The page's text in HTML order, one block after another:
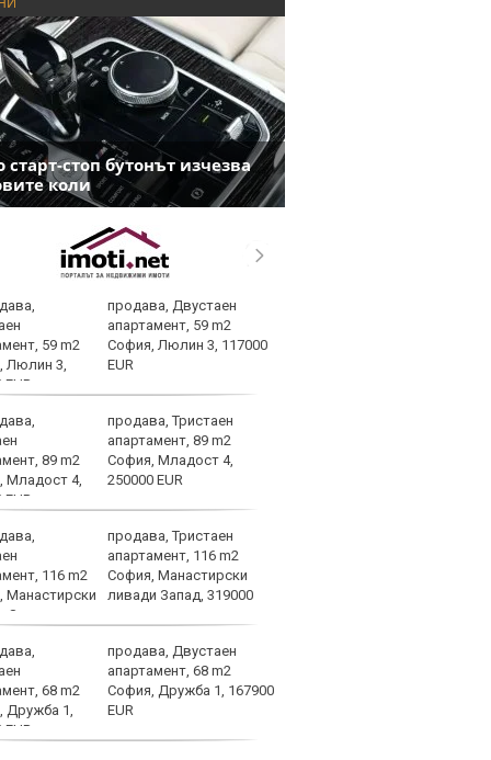
стоп бутонът изчезва
коли
продава, Двустаен
апартамент, 59 m2
София, Люлин 3, 117000
EUR
продава, Тристаен
апартамент, 89 m2
София, Младост 4,
250000 EUR
продава, Тристаен
апартамент, 116 m2
София, Манастирски
ливади Запад, 319000
продава, Двустаен
апартамент, 68 m2
София, Дружба 1, 167900
EUR